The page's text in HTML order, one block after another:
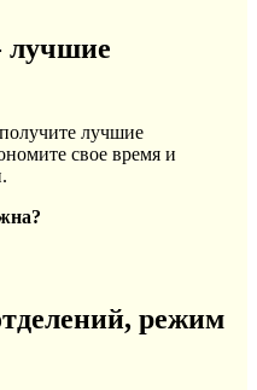
лучшие
лучшие
свое время и
режим